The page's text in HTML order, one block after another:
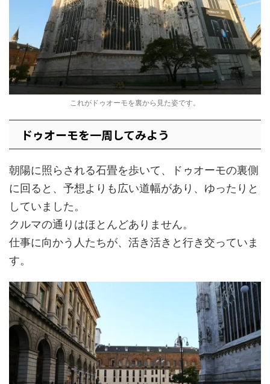
これがドゥオーモを裏から見た姿です。
ドゥオーモを一周してみよう
朝陽に照らされる石畳を歩いて、ドゥオーモの裏側
に回ると、予想よりも広い道幅があり、ゆったりと
していました。
クルマの通りはほとんどありません。
仕事に向かう人たちが、活き活きと行き交っていま
す。